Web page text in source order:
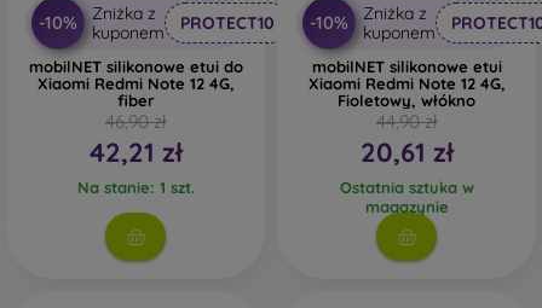
-10%
Zniżka z
kuponem
PROTECT10
mobilNET silikonowe etui do
Xiaomi Redmi Note 12 4G,
fiber
46,90 zł
42,21 zł
Na stanie: 1 szt.
-10%
Zniżka z
kuponem
mobilNET silikonowe etui
Xiaomi Redmi Note 12 4G,
Fioletowy, włókno
44,90 zł
20,61 zł
Ostatnia sztuka w
magazynie